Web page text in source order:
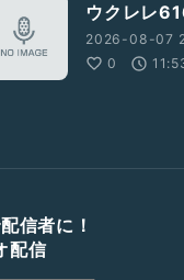
ウクレレ
2026-08-07
0
信者に！
配信